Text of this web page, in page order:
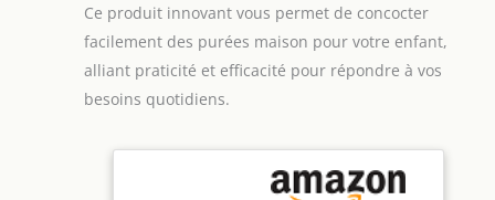
Ce produit innovant vous permet de concocter
facilement des purées maison pour votre enfant,
alliant praticité et efficacité pour répondre à vos
besoins quotidiens.